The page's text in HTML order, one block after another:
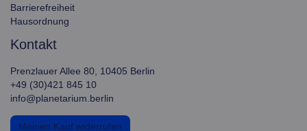
Barrierefreiheit
Hausordnung
kontakt
Prenzlauer Allee 80, 10405 Berlin
+49 (30)421 845 10
info@planetarium.berlin
Meinen Kauf widerrufen